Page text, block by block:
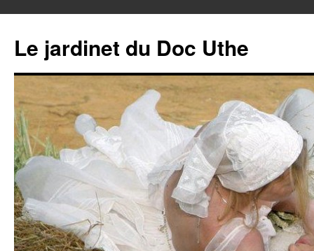
contenu
Le jardinet du Doc Uthe